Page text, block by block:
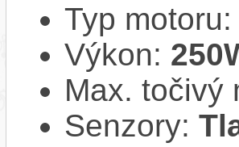
Typ motoru:
Výkon:
Max. točivý
Senzory: